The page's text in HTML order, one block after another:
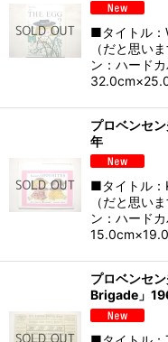
■タイトル：
（だと思い
ン：ハード
プロベンセ
年
■タイトル
（だと思い
ン：ハード
プロベンセ
Brigade」